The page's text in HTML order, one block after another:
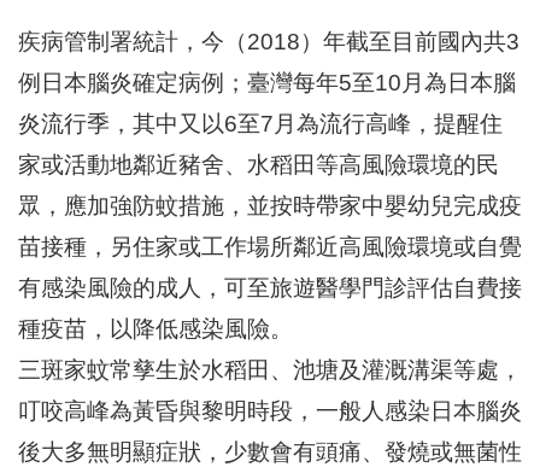
系
文
化
局
化
資
產
北
市
區
里
說
疾病管制署統計，今（2018）年截至目前國內共3
例日本腦炎確定病例；臺灣每年5至10月為日本腦
炎流行季，其中又以6至7月為流行高峰，提醒住
家或活動地鄰近豬舍、水稻田等高風險環境的民
眾，應加強防蚊措施，並按時帶家中嬰幼兒完成疫
苗接種，另住家或工作場所鄰近高風險環境或自覺
有感染風險的成人，可至旅遊醫學門診評估自費接
種疫苗，以降低感染風險。
三斑家蚊常孳生於水稻田、池塘及灌溉溝渠等處，
叮咬高峰為黃昏與黎明時段，一般人感染日本腦炎
後大多無明顯症狀，少數會有頭痛、發燒或無菌性